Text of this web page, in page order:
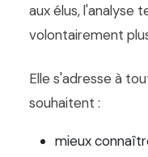
aux élus, l'analyse
volontairement
Elle s'adresse à
souhaitent :
mieux